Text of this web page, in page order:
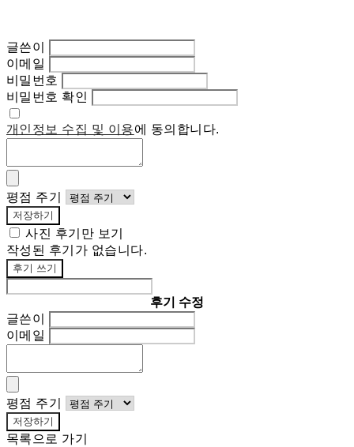
글쓴이
이메일
비밀번호
비밀번호 확인
개인정보 수집 및 이용에 동의합니다.
평점 주기
저장하기
사진 후기만 보기
작성된 후기가 없습니다.
후기 쓰기
후기 수정
글쓴이
이메일
평점 주기
저장하기
목록으로 가기